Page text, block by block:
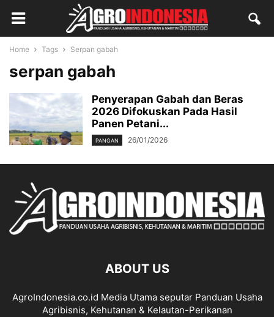
Home Tags Serpan gabah
serpan gabah
Penyerapan Gabah dan Beras
2026 Difokuskan Pada Hasil
Panen Petani...
PANGAN 26/01/2026
ABOUT US
AgroIndonesia.co.id Media Utama seputar Panduan Usaha
Agribisnis, Kehutanan & Kelautan-Perikanan